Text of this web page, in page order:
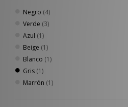
Negro (4)
Verde (3)
Azul (1)
Beige (1)
Blanco (1)
Gris (1)
Marrón (1)